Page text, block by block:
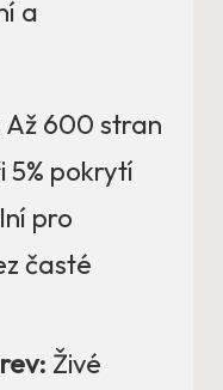
a
Až 600 stran
5% pokrytí
pro
časté
Živé